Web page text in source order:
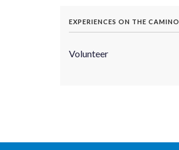
EXPERIENCES ON THE CAMINO
Volunteer